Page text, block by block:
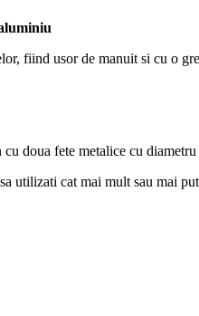
fiind usor de manuit si cu o
doua fete metalice cu
utilizati cat mai mult sau mai